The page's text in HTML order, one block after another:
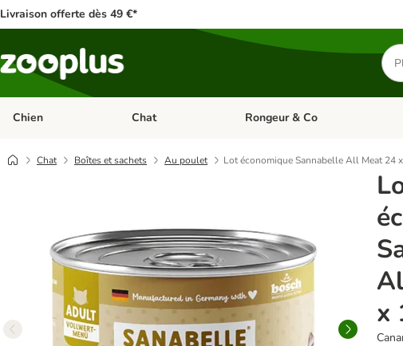
Livraison offerte dès 49 €*
des
Chien Dérouler les catégories: Chien
Chat Dérouler les catégories: Chat
Rongeur & Co
Chat Boîtes et sachets Au poulet Lot économique Sannabelle All Meat 24
x